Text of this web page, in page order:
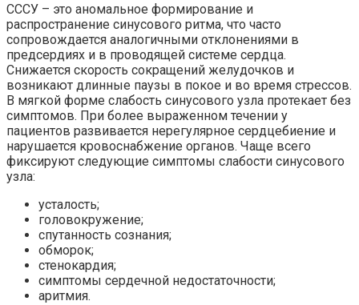
СССУ – это аномальное формирование и
распространение синусового ритма, что часто
сопровождается аналогичными отклонениями в
предсердиях и в проводящей системе сердца.
Снижается скорость сокращений желудочков и
возникают длинные паузы в покое и во время стрессов.
В мягкой форме слабость синусового узла протекает без
симптомов. При более выраженном течении у
пациентов развивается нерегулярное сердцебиение и
нарушается кровоснабжение органов. Чаще всего
фиксируют следующие симптомы слабости синусового
узла:
усталость;
головокружение;
спутанность сознания;
обморок;
стенокардия;
симптомы сердечной недостаточности;
аритмия.